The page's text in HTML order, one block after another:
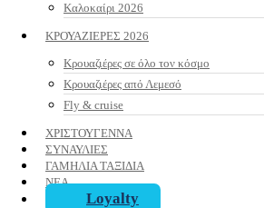
Καλοκαίρι 2026
ΚΡΟΥΑΖΙΕΡΕΣ 2026
Κρουαζιέρες σε όλο τον κόσμο
Κρουαζιέρες από Λεμεσό
Fly & cruise
ΧΡΙΣΤΟΥΓΕΝΝΑ
ΣΥΝΑΥΛΙΕΣ
ΓΑΜΗΛΙΑ ΤΑΞΙΔΙΑ
ΝΕΑ
Loyalty